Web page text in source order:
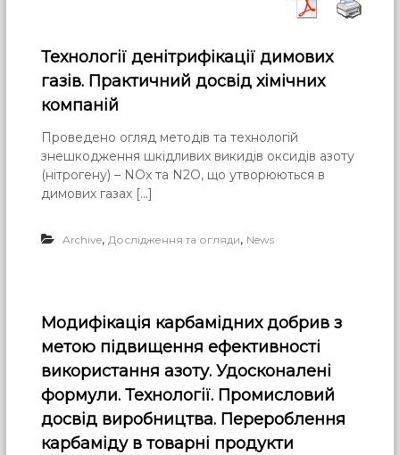
Технології денітрифікації димових
газів. Практичний досвід хімічних
компаній
Проведено огляд методів та технологій
знешкодження шкідливих викидів оксидів азоту
(нітрогену) – NOx та N2O, що утворюються в
димових газах […]
Archive,Дослідження та огляди, News
Модифікація карбамідних добрив з
метою підвищення ефективності
використання азоту. Удосконалені
формули. Технології. Промисловий
досвід виробництва. Перероблення
карбаміду в товарні продукти